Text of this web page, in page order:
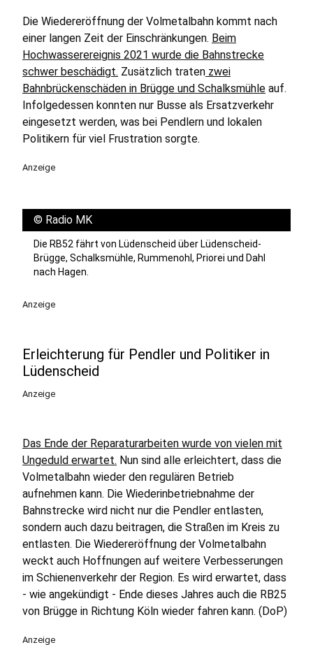
Die Wiedereröffnung der Volmetalbahn kommt nach
einer langen Zeit der Einschränkungen. Beim
Hochwasserereignis 2021 wurde die Bahnstrecke
schwer beschädigt. Zusätzlich traten zwei
Bahnbrückenschäden in Brügge und Schalksmühle auf.
Infolgedessen konnten nur Busse als Ersatzverkehr
eingesetzt werden, was bei Pendlern und lokalen
Politikern für viel Frustration sorgte.
Anzeige
© Radio MK
Die RB52 fährt von Lüdenscheid über Lüdenscheid-
Brügge, Schalksmühle, Rummenohl, Priorei und Dahl
nach Hagen.
Anzeige
Erleichterung für Pendler und Politiker in
Lüdenscheid
Anzeige
Das Ende der Reparaturarbeiten wurde von vielen mit
Ungeduld erwartet. Nun sind alle erleichtert, dass die
Volmetalbahn wieder den regulären Betrieb
aufnehmen kann. Die Wiederinbetriebnahme der
Bahnstrecke wird nicht nur die Pendler entlasten,
sondern auch dazu beitragen, die Straßen im Kreis zu
entlasten. Die Wiedereröffnung der Volmetalbahn
weckt auch Hoffnungen auf weitere Verbesserungen
im Schienenverkehr der Region. Es wird erwartet, dass
- wie angekündigt - Ende dieses Jahres auch die RB25
von Brügge in Richtung Köln wieder fahren kann. (DoP)
Anzeige